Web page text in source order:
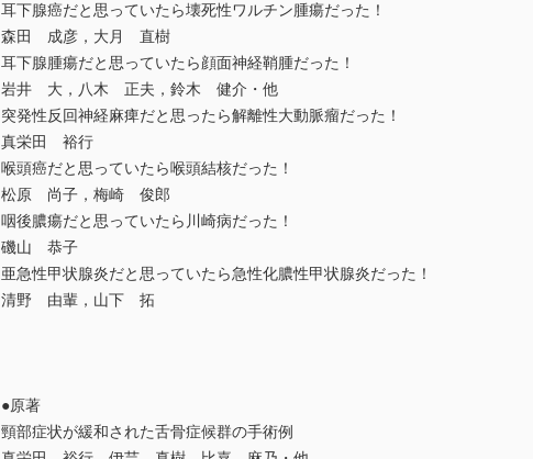
耳下腺癌だと思っていたら壊死性ワルチン腫瘍だった！
森田 成彦，大月 直樹
耳下腺腫瘍だと思っていたら顔面神経鞘腫だった！
岩井 大，八木 正夫，鈴木 健介・他
突発性反回神経麻痺だと思ったら解離性大動脈瘤だった！
真栄田 裕行
喉頭癌だと思っていたら喉頭結核だった！
松原 尚子，梅崎 俊郎
咽後膿瘍だと思っていたら川崎病だった！
磯山 恭子
亜急性甲状腺炎だと思っていたら急性化膿性甲状腺炎だった！
清野 由輩，山下 拓
●原著
頸部症状が緩和された舌骨症候群の手術例